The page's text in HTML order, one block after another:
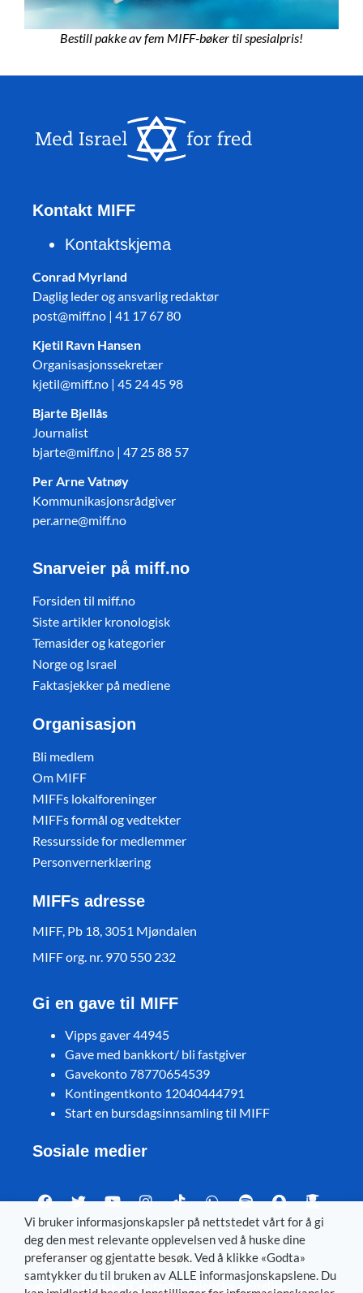
Bestill pakke av fem MIFF-bøker til spesialpris!
Kontakt MIFF
Kontaktskjema
Conrad Myrland
Daglig leder og ansvarlig redaktør
post@miff.no | 41 17 67 80
Kjetil Ravn Hansen
Organisasjonssekretær
kjetil@miff.no | 45 24 45 98
Bjarte Bjellås
Journalist
bjarte@miff.no | 47 25 88 57
Per Arne Vatnøy
Kommunikasjonsrådgiver
per.arne@miff.no
Snarveier på miff.no
Forsiden til miff.no
Siste artikler kronologisk
Temasider og kategorier
Norge og Israel
Faktasjekker på mediene
Organisasjon
Bli medlem
Om MIFF
MIFFs lokalforeninger
MIFFs formål og vedtekter
Ressursside for medlemmer
Personvernerklæring
MIFFs adresse
MIFF, Pb 18, 3051 Mjøndalen
MIFF org. nr. 970 550 232
Gi en gave til MIFF
Vipps gaver 44945
Gave med bankkort/ bli fastgiver
Gavekonto 78770654539
Kontingentkonto 12040444791
Start en bursdagsinnsamling til MIFF
Sosiale medier
Visit MIFF in other languages
Svenska– Dansk–Deutsch–Íslenska–English
Vi bruker informasjonskapsler på nettstedet vårt for å gi
deg den mest relevante opplevelsen ved å huske dine
preferanser og gjentatte besøk. Ved å klikke «Godta»
samtykker du til bruken av ALLE informasjonskapslene. Du